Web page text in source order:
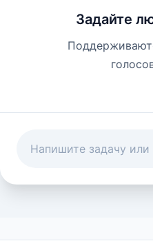
Задайте